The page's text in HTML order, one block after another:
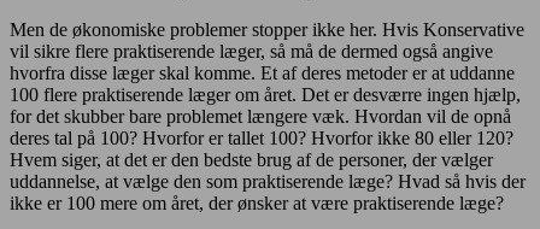
Men de økonomiske problemer stopper ikke her. Hvis Konservative
vil sikre flere praktiserende læger, så må de dermed også angive
hvorfra disse læger skal komme. Et af deres metoder er at uddanne
100 flere praktiserende læger om året. Det er desværre ingen hjælp,
for det skubber bare problemet længere væk. Hvordan vil de opnå
deres tal på 100? Hvorfor er tallet 100? Hvorfor ikke 80 eller 120?
Hvem siger, at det er den bedste brug af de personer, der vælger
uddannelse, at vælge den som praktiserende læge? Hvad så hvis der
ikke er 100 mere om året, der ønsker at være praktiserende læge?